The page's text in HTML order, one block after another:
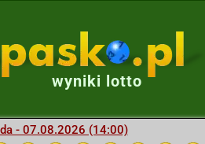
wyniki lotto
- 07.08.2026 (14:00)